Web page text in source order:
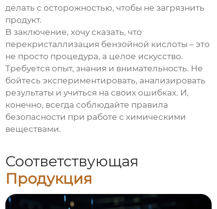
делать с осторожностью, чтобы не загрязнить
продукт.
В заключение, хочу сказать, что
перекристаллизация бензойной кислоты – это
не просто процедура, а целое искусство.
Требуется опыт, знания и внимательность. Не
бойтесь экспериментировать, анализировать
результаты и учиться на своих ошибках. И,
конечно, всегда соблюдайте правила
безопасности при работе с химическими
веществами.
Соответствующая
Продукция